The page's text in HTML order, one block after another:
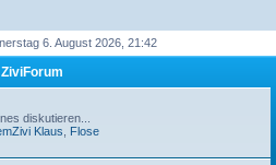
6. August 2026, 21:42
ZiviForum
diskutieren...
Klaus
Flose